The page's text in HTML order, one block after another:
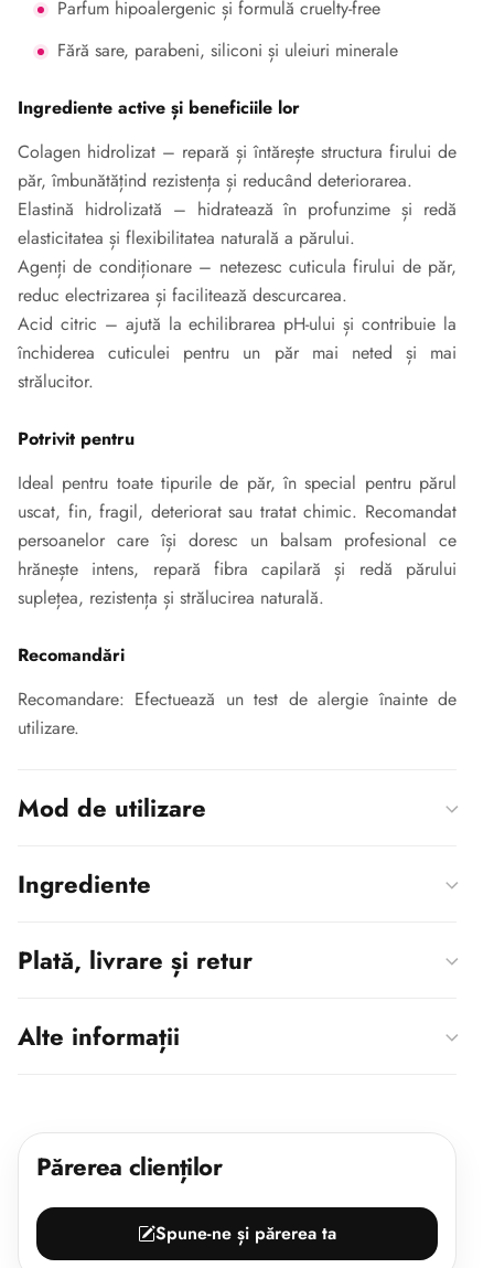
Parfum hipoalergenic și formulă cruelty-free
Fără sare, parabeni, siliconi și uleiuri minerale
Ingrediente active și beneficiile lor
Colagen hidrolizat – repară și întărește structura firului de
păr, îmbunătățind rezistența și reducând deteriorarea.
Elastină hidrolizată – hidratează în profunzime și redă
elasticitatea și flexibilitatea naturală a părului.
Agenți de condiționare – netezesc cuticula firului de păr,
reduc electrizarea și facilitează descurcarea.
Acid citric – ajută la echilibrarea pH-ului și contribuie la
închiderea cuticulei pentru un păr mai neted și mai
strălucitor.
Potrivit pentru
Ideal pentru toate tipurile de păr, în special pentru părul
uscat, fin, fragil, deteriorat sau tratat chimic. Recomandat
persoanelor care își doresc un balsam profesional ce
hrănește intens, repară fibra capilară și redă părului
suplețea, rezistența și strălucirea naturală.
Recomandări
Recomandare: Efectuează un test de alergie înainte de
utilizare.
Mod de utilizare
Ingrediente
Plată, livrare și retur
Alte informații
Părerea clienților
Spune-ne și părerea ta